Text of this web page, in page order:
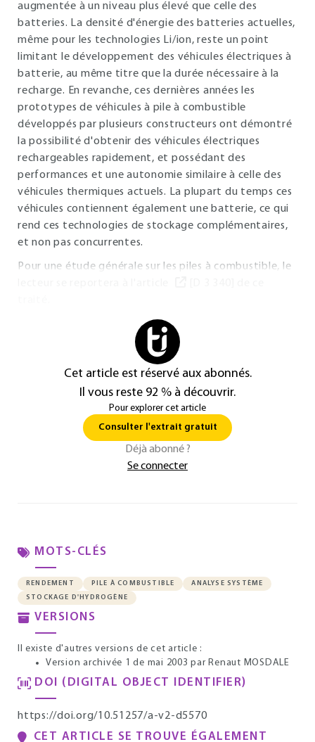
augmentée à un niveau plus élevé que celle des
batteries. La densité d'énergie des batteries actuelles,
même pour les technologies Li/ion, reste un point
limitant le développement des véhicules électriques à
batterie, au même titre que la durée nécessaire à la
recharge. En revanche, ces dernières années les
prototypes de véhicules à pile à combustible
développés par plusieurs constructeurs ont démontré
la possibilité d'obtenir des véhicules électriques
rechargeables rapidement, et possédant des
performances et une autonomie similaire à celle des
véhicules thermiques actuels. La plupart du temps ces
véhicules contiennent également une batterie, ce qui
rend ces technologies de stockage complémentaires,
et non pas concurrentes.
Pour une étude générale sur les piles à combustible, le
Cet article est réservé aux abonnés.
Il vous reste 92 % à découvrir.
Pour explorer cet article
Consulter l'extrait gratuit
Déjà abonné ?
Se connecter
MOTS-CLÉS
RENDEMENT PILE À COMBUSTIBLE
ANALYSE SYSTÈME
STOCKAGE D'HYDROGÈNE
VERSIONS
Il existe d'autres versions de cet article :
Version archivée 1 de mai 2003 par Renaut MOSDALE
DOI (DIGITAL OBJECT IDENTIFIER)
https://doi.org/10.51257/a-v2-d5570
CET ARTICLE SE TROUVE ÉGALEMENT